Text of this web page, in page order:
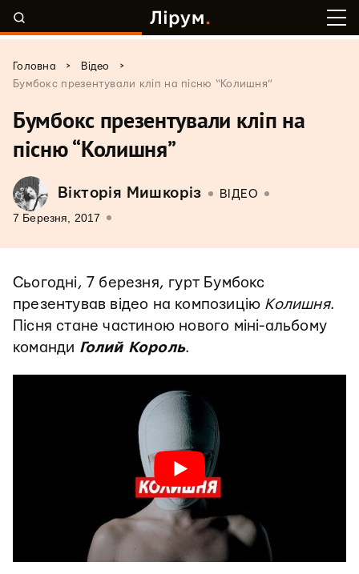
Головна > Відео
>
Бумбокс презентували кліп на пісню “Колишня”
Бумбокс презентували кліп на
пісню “Колишня”
Вікторія Мишкоріз ВІДЕО
7 Березня, 2017
Сьогодні, 7 березня, гурт Бумбокс
презентував відео на композицію Колишня.
Пісня стане частиною нового міні-альбому
команди Голий Король.